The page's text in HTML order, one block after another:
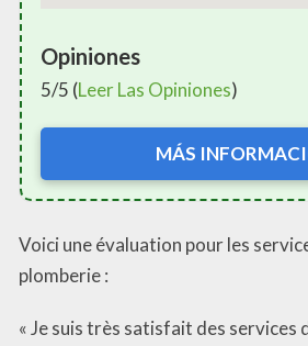
Opiniones
5/5 (Leer Las Opiniones)
MÁS
Voici une évaluation pour les
plomberie :
« Je suis très satisfait des services